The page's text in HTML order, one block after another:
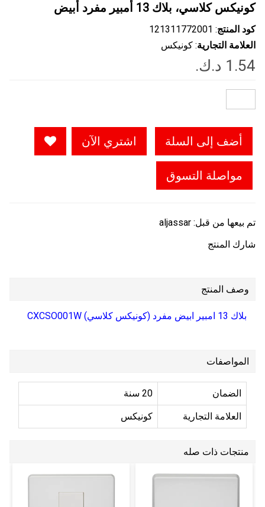
كونيكس كلاسي، بلاك 13 أمبير مفرد أبيض
كود المنتج: ‎121311772001
العلامة التجارية: كونيكس
أضف إلى السلة اشتري الآن
مواصلة التسوق
تم بيعها من قبل: aljassar
شارك المنتج
وصف المنتج
بلاك 13 امبير ابيض مفرد (كونيكس كلاسي) CXCSO001W
المواصفات
الضمان 20 سنة
العلامة التجارية كونيكس
منتجات ذات صله